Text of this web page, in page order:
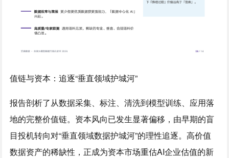
值链与资本：追逐“垂直领域护城河”
报告剖析了从数据采集、标注、清洗到模型训练、应用落
地的完整价值链。资本风向已发生显著偏移，由早期的盲
目投机转向对“垂直领域数据护城河”的理性追逐。高价值
数据资产的稀缺性，正成为资本市场重估AI企业估值的新